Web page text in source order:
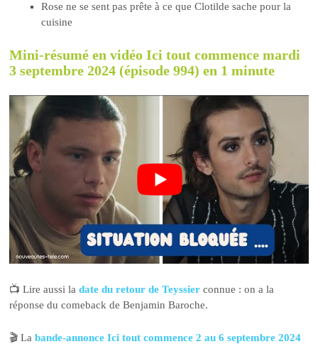
Rose ne se sent pas prête à ce que Clotilde sache pour la
cuisine
Mini-résumé en vidéo Ici tout commence mardi
3 septembre 2024 (épisode 994) en 1 minute
📺 Lire aussi ladate du retour de Teyssier connue : on a la
réponse du comeback de Benjamin Baroche.
🎬 Labande-annonce Ici tout commence 2 au 6 septembre 2024